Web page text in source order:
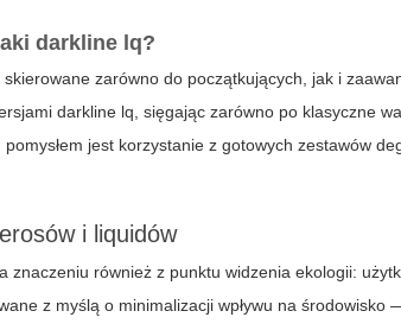
darkline lq?
zarówno do początkujących, jak i
darkline lq, sięgając zarówno po klasyczne
pomysłem jest korzystanie z gotowych zestawów
i liquidów
znaczeniu również z punktu widzenia ekologii:
z myślą o minimalizacji wpływu na